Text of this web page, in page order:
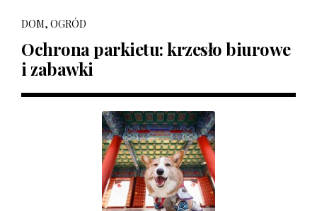
DOM, OGRÓD
Ochrona parkietu: krzesło biurowe
i zabawki